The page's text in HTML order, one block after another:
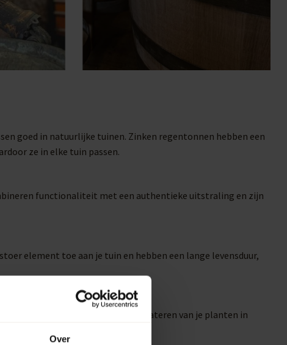
Over
goed in natuurlijke tuinen. Zinken regentonnen hebben een
ze in elke tuin passen.
functionaliteit met een authentieke uitstraling en zijn
element toe aan je tuin en hebben een lange levensduur,
of je tuin besproeien, wat het bewateren van je planten in